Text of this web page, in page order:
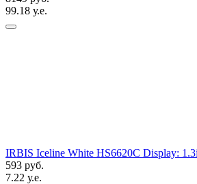
99.18 у.е.
IRBIS Iceline White HS6620C Display:
593 руб.
7.22 у.е.